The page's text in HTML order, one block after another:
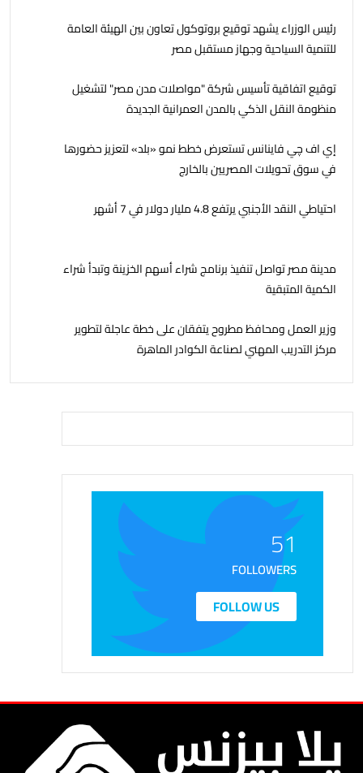
رئيس الوزراء يشهد توقيع بروتوكول تعاون بين الهيئة العامة
للتنمية السياحية وجهاز مستقبل مصر
توقيع اتفاقية تأسيس شركة "مواصلات مدن مصر" لتشغيل
منظومة النقل الذكي بالمدن العمرانية الجديدة
إي اف چي فاينانس تستعرض خطط نمو «بلد» لتعزيز حضورها
في سوق تحويلات المصريين بالخارج
احتياطي النقد الأجنبي يرتفع 4.8 مليار دولار في 7 أشهر
مدينة مصر تواصل تنفيذ برنامج شراء أسهم الخزينة وتبدأ شراء
الكمية المتبقية
وزير العمل ومحافظ مطروح يتفقان على خطة عاجلة لتطوير
مركز التدريب المهني لصناعة الكوادر الماهرة
51
FOLLOWERS
FOLLOW US